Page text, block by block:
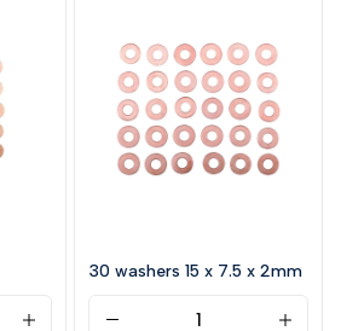
30 washers 15 x 7.5 x 2mm